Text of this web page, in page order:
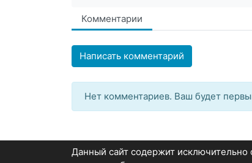
Комментарии
Написать комментарий
Нет комментариев. Ваш будет
Данный сайт содержит